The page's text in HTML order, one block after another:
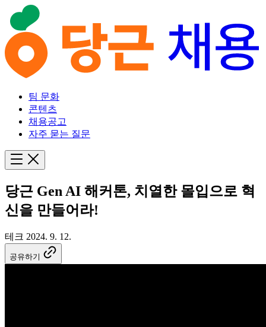
팀 문화
콘텐츠
채용공고
자주 묻는 질문
당근 Gen AI 해커톤, 치열한 몰입으로 혁
신을 만들어라!
테크 2024. 9. 12.
공유하기